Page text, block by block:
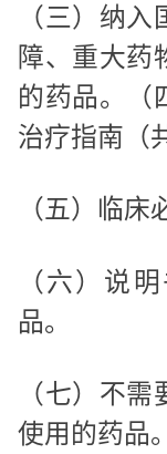
（三）纳
障、重大药
的药品。（
治疗指南（
（五）临床
（六）说
品。
（七）不
使用的药品。